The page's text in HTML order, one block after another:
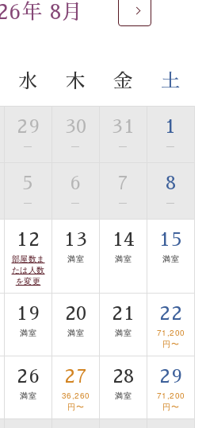
円）
源泉掛け流しの温泉の質を楽し
参拝バス
イバー兼ガイドが諏訪大社をご
ください。
行できない日がございます
諏訪大社など歴史ある諏訪の街
みを感じていただける、美しく
のときを安心してお過ごしくだ
年 8月
水 木 金 土
29
—
30
—
31
—
1
—
5
—
6
—
7
—
8
—
12
部屋数ま
たは人数
を変更
13
満室
14
満室
15
満室
19
満室
20
満室
21
満室
22
71,200
円〜
26
満室
27
36,260
円〜
28
満室
29
71,200
円〜